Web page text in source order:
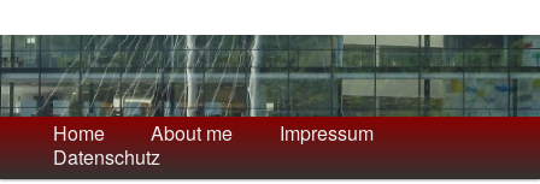
Main
menu
Home About me
Impressum
Datenschutz